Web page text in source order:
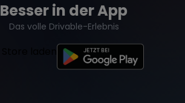
Besser in der App
Das volle Drivable-Erlebnis